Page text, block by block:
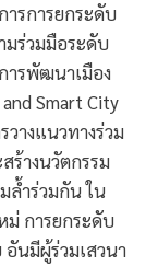
รการยกระดับ
ร่วมมือระดับ
ารพัฒนาเมือง
Smart City
างแนวทางร่วม
ร้างนวัตกรรม
ล้ำร่วมกัน ใน
ม่ การยกระดับ
อันมีผู้ร่วมเสวนา